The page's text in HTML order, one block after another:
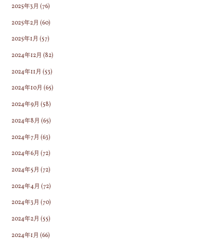
2025年3月 (76)
2025年2月 (60)
2025年1月 (57)
2024年12月 (82)
2024年11月 (53)
2024年10月 (65)
2024年9月 (58)
2024年8月 (65)
2024年7月 (63)
2024年6月 (72)
2024年5月 (72)
2024年4月 (72)
2024年3月 (70)
2024年2月 (55)
2024年1月 (66)